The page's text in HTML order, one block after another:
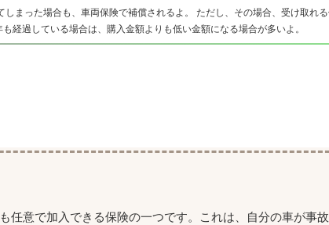
しまった場合も、車両保険で補償されるよ。 ただし、その場合、受け取れ
経過している場合は、購入金額よりも低い金額になる場合が多いよ。
任意で加入できる保険の一つです。これは、自分の車が事